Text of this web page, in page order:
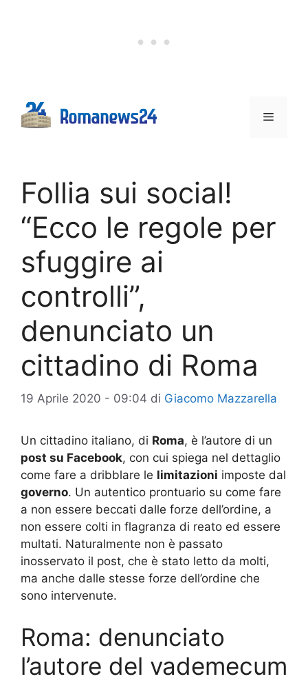
Menu
Follia sui social!
“Ecco le regole per
sfuggire ai
controlli”,
denunciato un
cittadino di Roma
19 Aprile 2020 - 09:04 di Giacomo Mazzarella
Un cittadino italiano, di Roma, è l’autore di un
post su Facebook, con cui spiega nel dettaglio
come fare a dribblare le limitazioni imposte dal
governo. Un autentico prontuario su come fare
a non essere beccati dalle forze dell’ordine, a
non essere colti in flagranza di reato ed essere
multati. Naturalmente non è passato
inosservato il post, che è stato letto da molti,
ma anche dalle stesse forze dell’ordine che
sono intervenute.
Roma: denunciato
l’autore del vademecum